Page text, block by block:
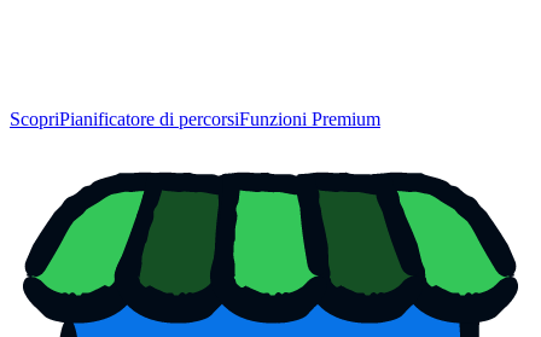
ScopriPianificatore di percorsiFunzioni Premium